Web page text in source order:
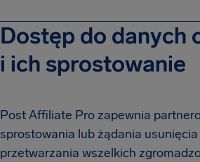
Dostęp do danych
i ich sprostowanie
Post Affiliate Pro zapewnia
sprostowania lub żądania
przetwarzania wszelkich